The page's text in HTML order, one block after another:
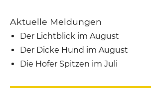
Aktuelle Meldungen
Der Lichtblick im August
Der Dicke Hund im August
Die Hofer Spitzen im Juli